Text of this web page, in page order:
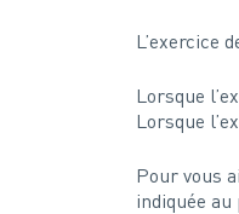
L’exercice
Lorsque
Lorsque
Pour vous
indiquée